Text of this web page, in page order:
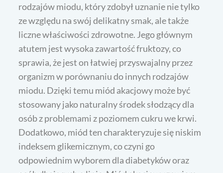
rodzajów miodu, który zdobył uznanie nie tylko
ze względu na swój delikatny smak, ale także
liczne właściwości zdrowotne. Jego głównym
atutem jest wysoka zawartość fruktozy, co
sprawia, że jest on łatwiej przyswajalny przez
organizm w porównaniu do innych rodzajów
miodu. Dzięki temu miód akacjowy może być
stosowany jako naturalny środek słodzący dla
osób z problemami z poziomem cukru we krwi.
Dodatkowo, miód ten charakteryzuje się niskim
indeksem glikemicznym, co czyni go
odpowiednim wyborem dla diabetyków oraz